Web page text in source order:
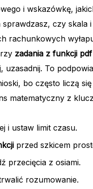
i wskazówkę,
czy skala
rachunkowych
zadania z funkcji pdf
To
bo często liczą
matematyczny z
i ustaw limit czasu.
przed szkicem
przecięcia z osiami.
rozumowanie.